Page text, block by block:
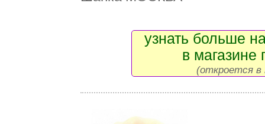
узнать больше
в магазине
(откроется в